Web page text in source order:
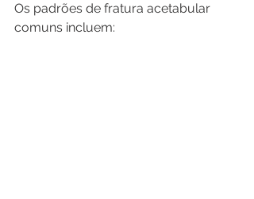
Os padrões de fratura acetabular
comuns incluem: